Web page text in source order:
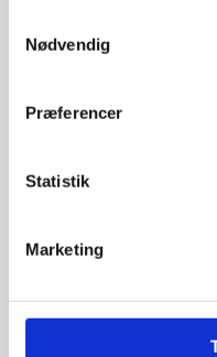
Nødvendig
Præferencer
Statistik
Marketing
arbejde
at blive